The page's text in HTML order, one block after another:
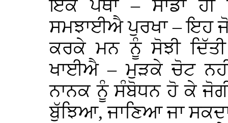
ਇੱਕ ਪੰਥਾ – ਸਾਡਾ
ਸਮਝਾਈਐ ਪੁਰਖਾ – ਇਹ
ਕਰਕੇ ਮਨ ਨੂੰ ਸੋਝੀ
ਖਾਈਐ – ਮੁੜਕੇ ਚੋਟ
ਨਾਨਕ ਨੂੰ ਸੰਬੋਧਨ ਹੋ ਕੇ
ਬੁੱਝਿਆ, ਜਾਣਿਆ ਜਾ